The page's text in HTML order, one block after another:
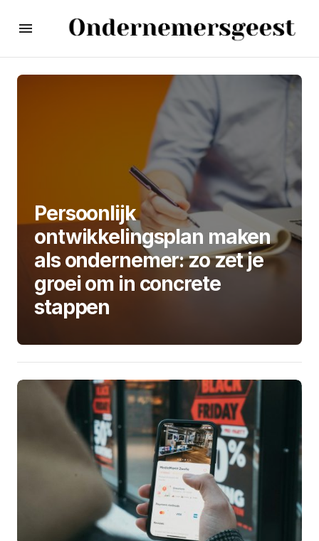
Persoonlijk
ontwikkelingsplan maken
als ondernemer: zo zet je
groei om in concrete
stappen